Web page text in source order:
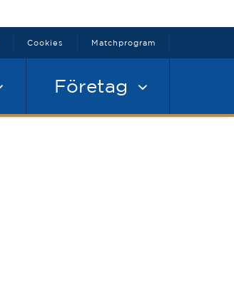
Företag
Cookies Matchprogram